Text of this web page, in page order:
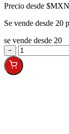
Precio desde $MXN
Se vende desde 20
se vende desde 20
−